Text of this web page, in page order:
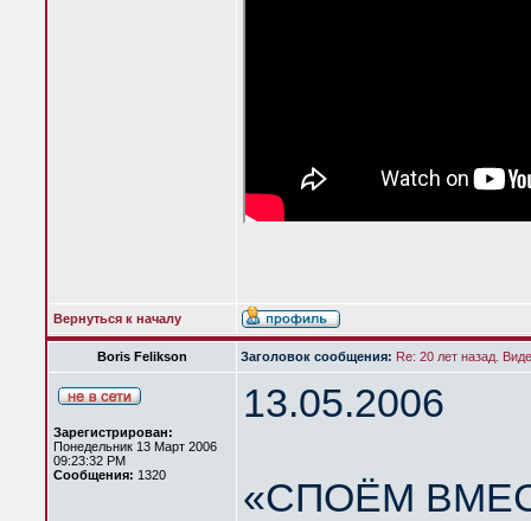
Вернуться к началу
Boris Felikson Заголовок сообщения: Re: 20 лет назад.
Зарегистрирован:
Понедельник 13 Март 2006
09:23:32 PM
Сообщения: 1320
13.05.2006
«СПОЁМ